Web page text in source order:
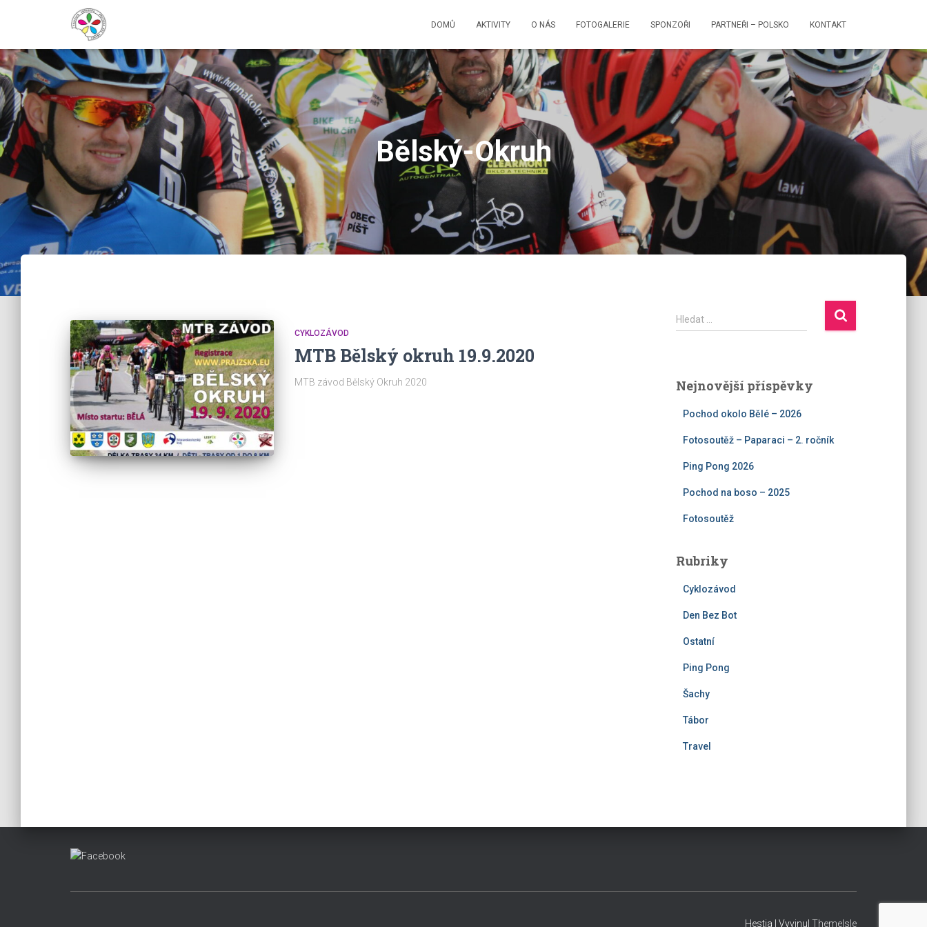
DOMŮ AKTIVITY O NÁS FOTOGALERIE SPONZOŘI PARTNEŘI – POLSKO KONTAKT
Bělský-Okruh
CYKLOZÁVOD
MTB Bělský okruh 19.9.2020
MTB závod Bělský Okruh 2020
V
y
d
Hledat …
Nejnovější příspěvky
Pochod okolo Bělé – 2026
Fotosoutěž – Paparaci – 2. ročník
Ping Pong 2026
Pochod na boso – 2025
Fotosoutěž
Rubriky
Cyklozávod
Den Bez Bot
Ostatní
Ping Pong
Šachy
Tábor
Travel
Hestia | Vyvinul ThemeIsle